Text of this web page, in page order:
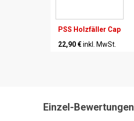
PSS Holzfäller Cap
22,90 €inkl. MwSt.
Einzel-Bewertungen